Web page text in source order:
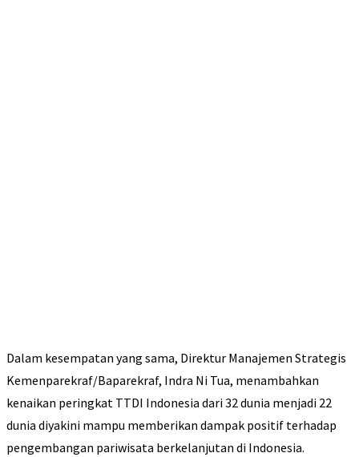
Dalam kesempatan yang sama, Direktur Manajemen Strategis
Kemenparekraf/Baparekraf, Indra Ni Tua, menambahkan
kenaikan peringkat TTDI Indonesia dari 32 dunia menjadi 22
dunia diyakini mampu memberikan dampak positif terhadap
pengembangan pariwisata berkelanjutan di Indonesia.